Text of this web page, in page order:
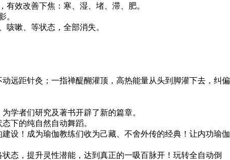
效改善下焦：寒、湿、堵、滞、肥。
。
嗽、等状态，全部消失。
距针灸；一指禅醍醐灌顶，高热能量从头到脚灌下去，纠偏
学者们研究及著书开辟了新的篇章。
下的纯自然自动舞蹈。
！成为瑜伽教练们收为己藏、不舍外传的经典！让内功瑜伽
，提升灵性潜能，达到真正的一吸百脉开！玩转全自动倒